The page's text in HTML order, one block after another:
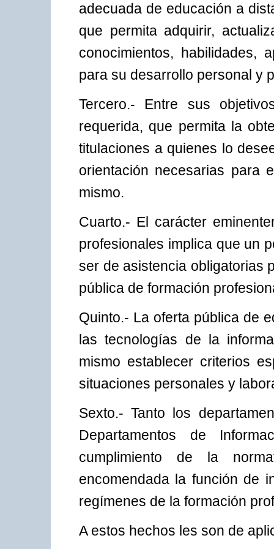
adecuada de educación a
que permita adquirir,
conocimientos, habilidades,
para su desarrollo personal y
Tercero.- Entre sus
requerida, que permita la
titulaciones a quienes lo
orientación necesarias para
mismo.
Cuarto.- El carácter
profesionales implica que un
ser de asistencia obligatorias
pública de formación
Quinto.- La oferta pública de
las tecnologías de la
mismo establecer criterios
situaciones personales y
Sexto.- Tanto los
Departamentos de
cumplimiento de la
encomendada la función de
regímenes de la formación
A estos hechos les son de